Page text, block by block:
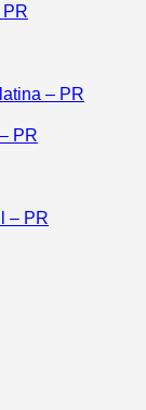
PR
– PR
PR
– PR